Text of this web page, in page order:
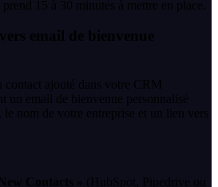
15 à 30 minutes à mettre en place.
email de bienvenue
contact ajouté dans votre CRM
un email de bienvenue personnalisé
nom de votre entreprise et un lien vers
Contacts » (HubSpot, Pipedrive ou